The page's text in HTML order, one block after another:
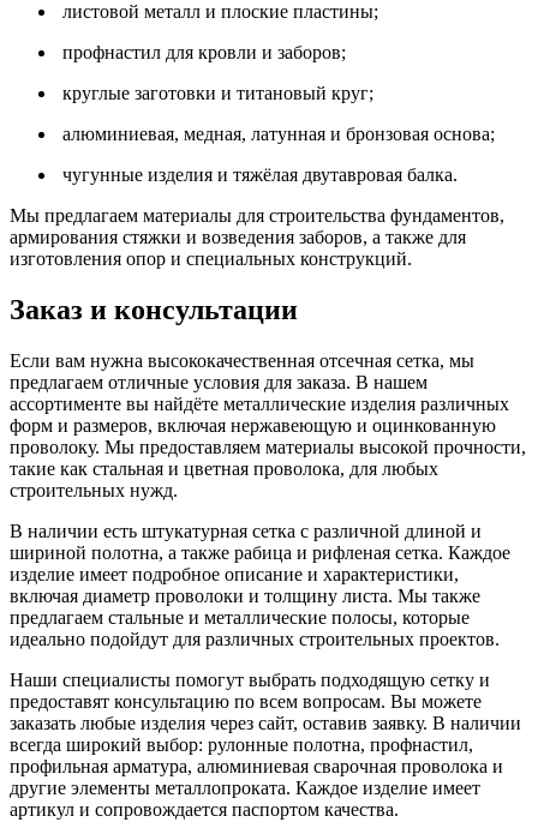
листовой металл и плоские пластины;
профнастил для кровли и заборов;
круглые заготовки и титановый круг;
алюминиевая, медная, латунная и бронзовая основа;
чугунные изделия и тяжёлая двутавровая балка.
Мы предлагаем материалы для строительства фундаментов,
армирования стяжки и возведения заборов, а также для
изготовления опор и специальных конструкций.
Заказ и консультации
Если вам нужна высококачественная отсечная сетка, мы
предлагаем отличные условия для заказа. В нашем
ассортименте вы найдёте металлические изделия различных
форм и размеров, включая нержавеющую и оцинкованную
проволоку. Мы предоставляем материалы высокой прочности,
такие как стальная и цветная проволока, для любых
строительных нужд.
В наличии есть штукатурная сетка с различной длиной и
шириной полотна, а также рабица и рифленая сетка. Каждое
изделие имеет подробное описание и характеристики,
включая диаметр проволоки и толщину листа. Мы также
предлагаем стальные и металлические полосы, которые
идеально подойдут для различных строительных проектов.
Наши специалисты помогут выбрать подходящую сетку и
предоставят консультацию по всем вопросам. Вы можете
заказать любые изделия через сайт, оставив заявку. В наличии
всегда широкий выбор: рулонные полотна, профнастил,
профильная арматура, алюминиевая сварочная проволока и
другие элементы металлопроката. Каждое изделие имеет
артикул и сопровождается паспортом качества.